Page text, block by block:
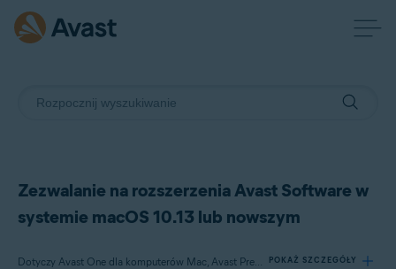
Zezwalanie na rozszerzenia Avast Software w
systemie macOS 10.13 lub nowszym
Dotyczy Avast One dla komputerów Mac, Avast Premium Security dla komputerów Mac i nowsze wersje, Avast Security dla komputerów Mac i nowsze wersje POKAŻ SZCZEGÓŁY